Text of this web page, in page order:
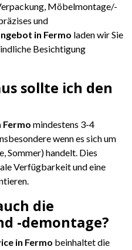
Möbelmontage/-
und
in Fermo laden wir Sie
Besichtigung
sollte ich den
Fermo mindestens 3-4
wenn es sich um
Sommer) handelt. Dies
Verfügbarkeit und eine
die
-demontage?
in Fermo beinhaltet die